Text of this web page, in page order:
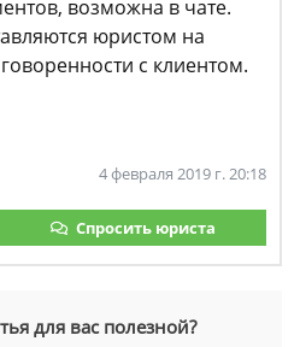
возможна в чате.
юристом на
с клиентом.
4 февраля 2019 г. 20:18
Спросить юриста
для вас полезной?